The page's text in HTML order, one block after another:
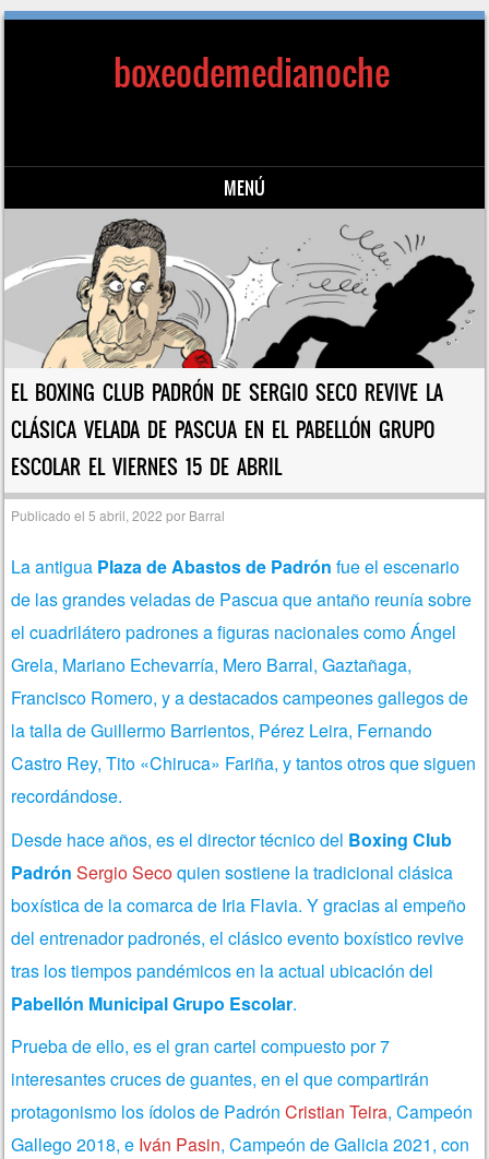
boxeodemedianoche
MENÚ
Saltar al contenido
EL BOXING CLUB PADRÓN DE SERGIO SECO REVIVE LA
CLÁSICA VELADA DE PASCUA EN EL PABELLÓN GRUPO
ESCOLAR EL VIERNES 15 DE ABRIL
Publicado el5 abril, 2022 por Barral
La antigua Plaza de Abastos de Padrón fue el escenario
de las grandes veladas de Pascua que antaño reunía sobre
el cuadrilátero padrones a figuras nacionales como Ángel
Grela, Mariano Echevarría, Mero Barral, Gaztañaga,
Francisco Romero, y a destacados campeones gallegos de
la talla de Guillermo Barrientos, Pérez Leira, Fernando
Castro Rey, Tito «Chiruca» Fariña, y tantos otros que siguen
recordándose.
Desde hace años, es el director técnico del Boxing Club
Padrón Sergio Secoquien sostiene la tradicional clásica
boxística de la comarca de Iria Flavia. Y gracias al empeño
del entrenador padronés, el clásico evento boxístico revive
tras los tiempos pandémicos en la actual ubicación del
Pabellón Municipal Grupo Escolar.
Prueba de ello, es el gran cartel compuesto por 7
interesantes cruces de guantes, en el que compartirán
protagonismo los ídolos de PadrónCristian Teira, Campeón
Gallego 2018, e Iván Pasin, Campeón de Galicia 2021, con